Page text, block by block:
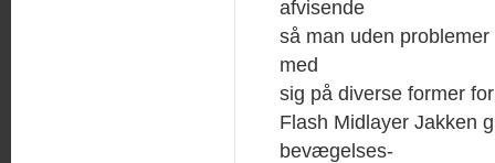
afvisende
så man uden
med
sig på diverse former
Flash Midlayer Jakken
bevægelses-